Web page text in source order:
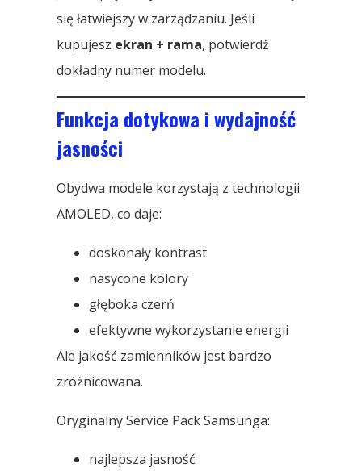
się łatwiejszy w zarządzaniu. Jeśli
kupujesz ekran + rama, potwierdź
dokładny numer modelu.
Funkcja dotykowa i wydajność
jasności
Obydwa modele korzystają z technologii
AMOLED, co daje:
doskonały kontrast
nasycone kolory
głęboka czerń
efektywne wykorzystanie energii
Ale jakość zamienników jest bardzo
zróżnicowana.
Oryginalny Service Pack Samsunga:
najlepsza jasność